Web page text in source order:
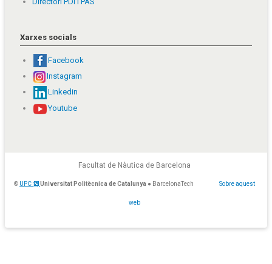
Xarxes socials
Facebook
Instagram
Linkedin
Youtube
Facultat de Nàutica de Barcelona
© UPC Universitat Politècnica de Catalunya ● BarcelonaTech Sobre aquest
web